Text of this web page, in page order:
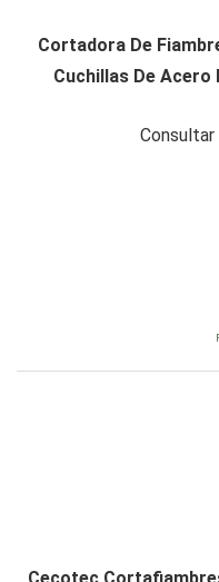
Cortadora De
Cuchillas De
Consultar